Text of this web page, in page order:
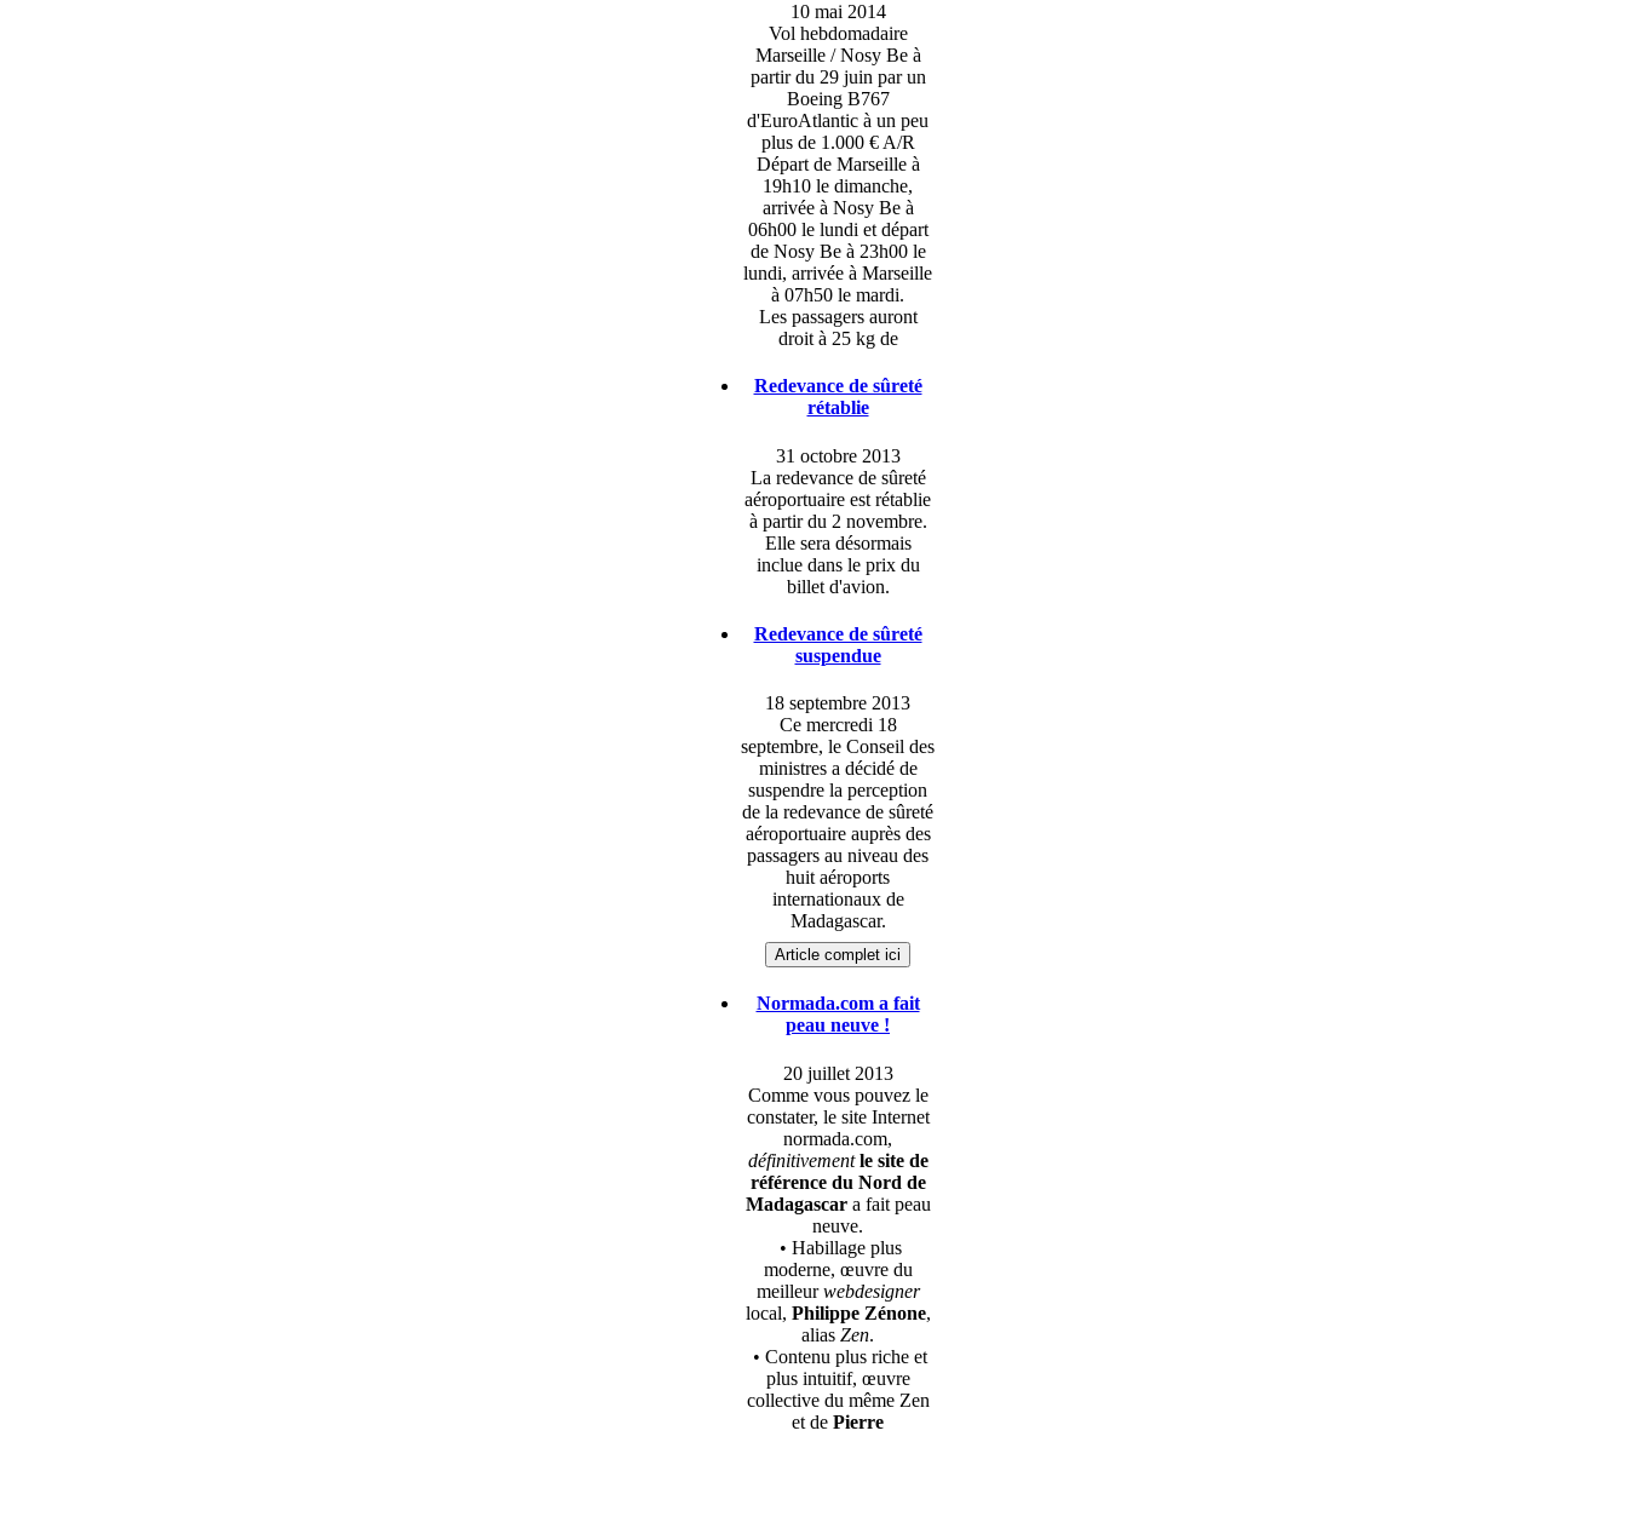
10 mai 2014
Vol hebdomadaire
Marseille / Nosy Be à
partir du 29 juin par un
Boeing B767
d'EuroAtlantic à un peu
plus de 1.000 € A/R
Départ de Marseille à
19h10 le dimanche,
arrivée à Nosy Be à
06h00 le lundi et départ
de Nosy Be à 23h00 le
lundi, arrivée à Marseille
à 07h50 le mardi.
Les passagers auront
droit à 25 kg de
Redevance de sûreté
rétablie
31 octobre 2013
La redevance de sûreté
aéroportuaire est rétablie
à partir du 2 novembre.
Elle sera désormais
inclue dans le prix du
billet d'avion.
Redevance de sûreté
suspendue
18 septembre 2013
Ce mercredi 18
septembre, le Conseil des
ministres a décidé de
suspendre la perception
de la redevance de sûreté
aéroportuaire auprès des
passagers au niveau des
huit aéroports
internationaux de
Madagascar.
Article complet ici
Normada.com a fait
peau neuve !
20 juillet 2013
Comme vous pouvez le
constater, le site Internet
normada.com,
définitivement le site de
référence du Nord de
Madagascara fait peau
neuve.
• Habillage plus
moderne, œuvre du
meilleurwebdesigner
local, Philippe Zénone,
alias Zen.
• Contenu plus riche et
plus intuitif, œuvre
collective du même Zen
et de Pierre